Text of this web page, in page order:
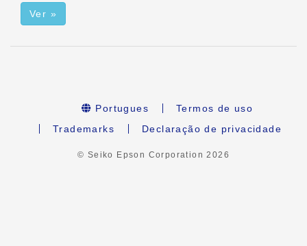
Ver »
Portugues
Termos de uso
Trademarks
Declaração de privacidade
© Seiko Epson Corporation2026